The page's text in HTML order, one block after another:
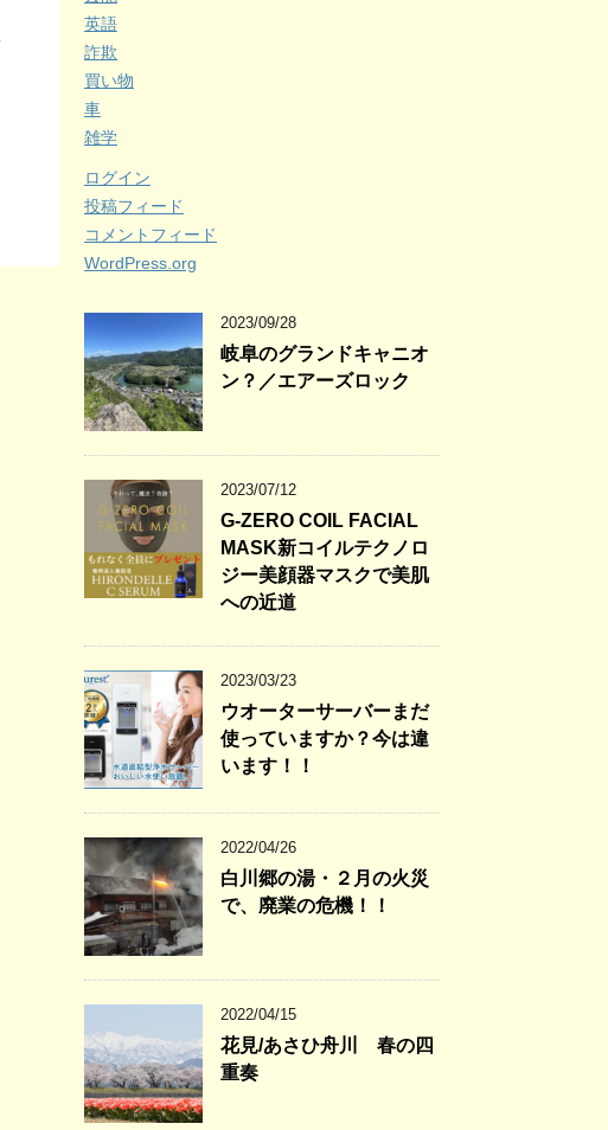
英語
詐欺
買い物
車
雑学
ログイン
投稿フィード
コメントフィード
WordPress.org
2023/09/28
岐阜のグランドキャニオ
ン？／エアーズロック
2023/07/12
G-ZERO COIL FACIAL
MASK新コイルテクノロ
ジー美顔器マスクで美肌
への近道
2023/03/23
ウオーターサーバーまだ
使っていますか？今は違
います！！
2022/04/26
白川郷の湯・２月の火災
で、廃業の危機！！
2022/04/15
花見/あさひ舟川 春の四
重奏